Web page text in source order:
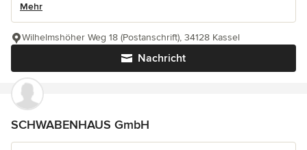
Mehr
Nachricht
Wilhelmshöher Weg 18 (Postanschrift), 34128 Kassel
SCHWABENHAUS GmbH